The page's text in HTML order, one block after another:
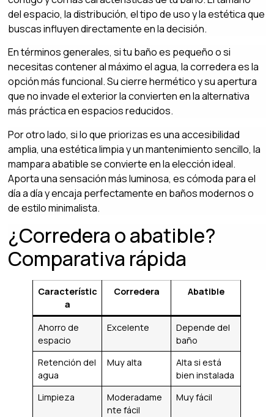
del espacio, la distribución, el tipo de uso y la estética que
buscas influyen directamente en la decisión.
En términos generales, si tu baño es pequeño o si
necesitas contener al máximo el agua, la corredera es la
opción más funcional. Su cierre hermético y su apertura
que no invade el exterior la convierten en la alternativa
más práctica en espacios reducidos.
Por otro lado, si lo que priorizas es una accesibilidad
amplia, una estética limpia y un mantenimiento sencillo, la
mampara abatible se convierte en la elección ideal.
Aporta una sensación más luminosa, es cómoda para el
día a día y encaja perfectamente en baños modernos o
de estilo minimalista.
¿Corredera o abatible?
Comparativa rápida
Característic
a
Corredera Abatible
Ahorro de
espacio
Excelente
Depende del
baño
Retención del
agua
Muy alta
Alta si está
bien instalada
Limpieza
Moderadame
nte fácil
Muy fácil